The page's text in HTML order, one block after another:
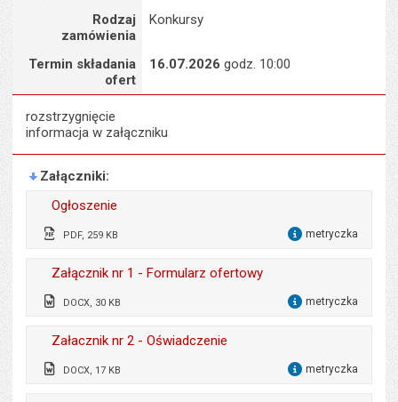
Rodzaj
zamówienia
Konkursy
Termin składania
ofert
16.07.2026 godz. 10:00
rozstrzygnięcie
informacja w załączniku
Załączniki
Ogłoszenie
PDF, 259 KB metryczka
Odpowiedzialny za treść:
Anna Boduszek
Data wytworzenia:
Załącznik nr 1 - Formularz ofertowy
DOCX, 30 KB metryczka
Odpowiedzialny za treść:
Anna Boduszek
Data wytworzenia:
Załacznik nr 2 - Oświadczenie
DOCX, 17 KB metryczka